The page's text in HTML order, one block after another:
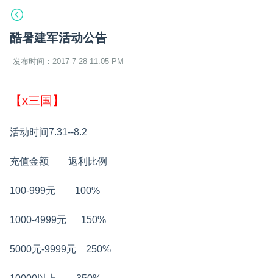
酷暑建军活动公告
发布时间：2017-7-28 11:05 PM
【x三国】
活动时间7.31--8.2
充值金额 返利比例
100-999元 100%
1000-4999元 150%
5000元-9999元 250%